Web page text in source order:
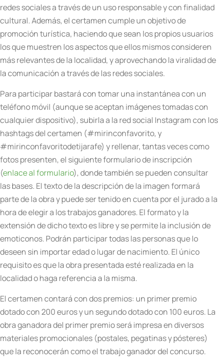
redes sociales a través de un uso responsable y con finalidad
cultural. Además, el certamen cumple un objetivo de
promoción turística, haciendo que sean los propios usuarios
los que muestren los aspectos que ellos mismos consideren
más relevantes de la localidad, y aprovechando la viralidad de
la comunicación a través de las redes sociales.
Para participar bastará con tomar una instantánea con un
teléfono móvil (aunque se aceptan imágenes tomadas con
cualquier dispositivo), subirla a la red social Instagram con los
hashtags del certamen (#mirinconfavorito, y
#mirinconfavoritodetijarafe) y rellenar, tantas veces como
fotos presenten, el siguiente formulario de inscripción
(enlace al formulario), donde también se pueden consultar
las bases. El texto de la descripción de la imagen formará
parte de la obra y puede ser tenido en cuenta por el jurado a la
hora de elegir a los trabajos ganadores. El formato y la
extensión de dicho texto es libre y se permite la inclusión de
emoticonos. Podrán participar todas las personas que lo
deseen sin importar edad o lugar de nacimiento. El único
requisito es que la obra presentada esté realizada en la
localidad o haga referencia a la misma.
El certamen contará con dos premios: un primer premio
dotado con 200 euros y un segundo dotado con 100 euros. La
obra ganadora del primer premio será impresa en diversos
materiales promocionales (postales, pegatinas y pósteres)
que la reconocerán como el trabajo ganador del concurso.